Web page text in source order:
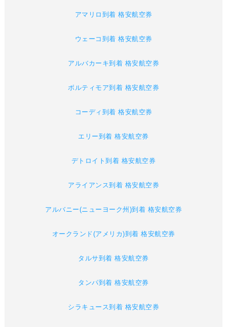
アマリロ到着 格安航空券
ウェーコ到着 格安航空券
アルバカーキ到着 格安航空券
ボルティモア到着 格安航空券
コーディ到着 格安航空券
エリー到着 格安航空券
デトロイト到着 格安航空券
アライアンス到着 格安航空券
アルバニー(ニューヨーク州)到着 格安航空券
オークランド(アメリカ)到着 格安航空券
タルサ到着 格安航空券
タンパ到着 格安航空券
シラキュース到着 格安航空券